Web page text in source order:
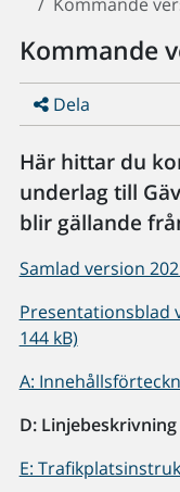
Kommande
Dela
Här hittar du
underlag till
blir gällande
Samlad version
Presentationsblad
144 kB)
A:
D: Linjebeskrivning
E: